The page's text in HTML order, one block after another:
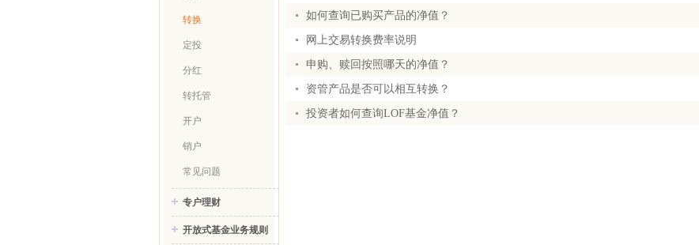
转换
定投
分红
转托管
开户
销户
常见问题
专户理财
开放式基金业务规则
如何查询已购买产品的净值？
网上交易转换费率说明
申购、赎回按照哪天的净值？
资管产品是否可以相互转换？
投资者如何查询LOF基金净值？